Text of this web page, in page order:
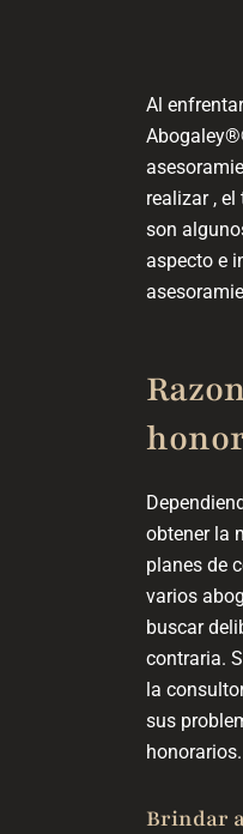
Al
realizar ,
son
aspecto e
obtener la
planes de
varios
buscar
contraria.
la
sus
Brindar